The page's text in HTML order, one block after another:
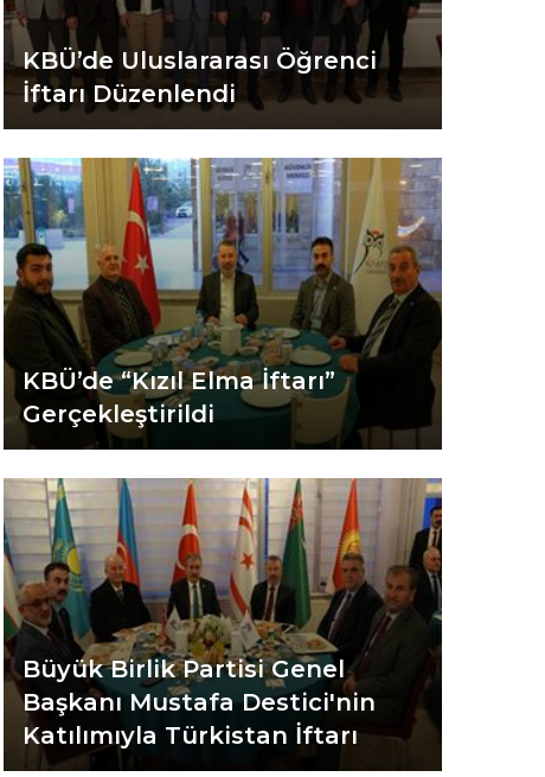
KBÜ’de Uluslararası Öğrenci
İftarı Düzenlendi
KBÜ’de “Kızıl Elma İftarı”
Gerçekleştirildi
Büyük Birlik Partisi Genel
Başkanı Mustafa Destici'nin
Katılımıyla Türkistan İftarı